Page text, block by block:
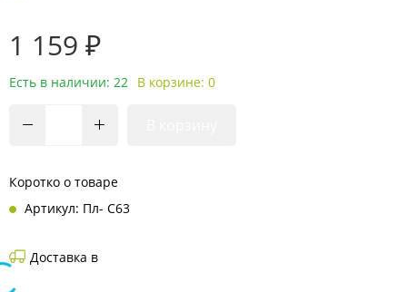
1 159 ₽
Есть в наличии: 22 В корзине: 0
Коротко о товаре
Артикул: Пл- С63
Доставка в